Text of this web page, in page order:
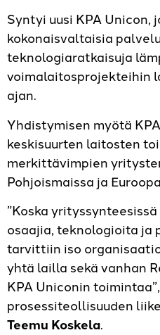
Syntyi uusi KPA Unicon,
kokonaisvaltaisia
teknologiaratkaisuja
voimalaitosprojekteihin
ajan.
Yhdistymisen myötä
keskisuurten laitosten
merkittävimpien
Pohjoismaissa ja
”Koska
osaajia, teknologioita ja
tarvittiin iso
yhtä lailla sekä vanhan
KPA Uniconin
prosessiteollisuuden
Teemu Koskela.